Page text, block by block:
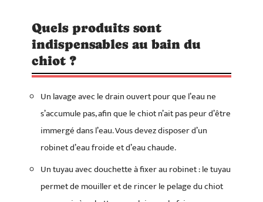
Quels produits sont
indispensables au bain du
chiot ?
Un lavage avec le drain ouvert pour que l’eau ne
s’accumule pas, afin que le chiot n’ait pas peur d’être
immergé dans l’eau. Vous devez disposer d’un
robinet d’eau froide et d’eau chaude.
Un tuyau avec douchette à fixer au robinet : le tuyau
permet de mouiller et de rincer le pelage du chiot